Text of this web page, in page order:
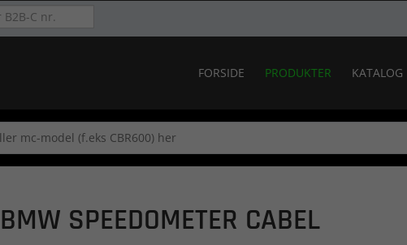
FORSIDE PRODUKTER KATALOG
BMW SPEEDOMETER CABEL